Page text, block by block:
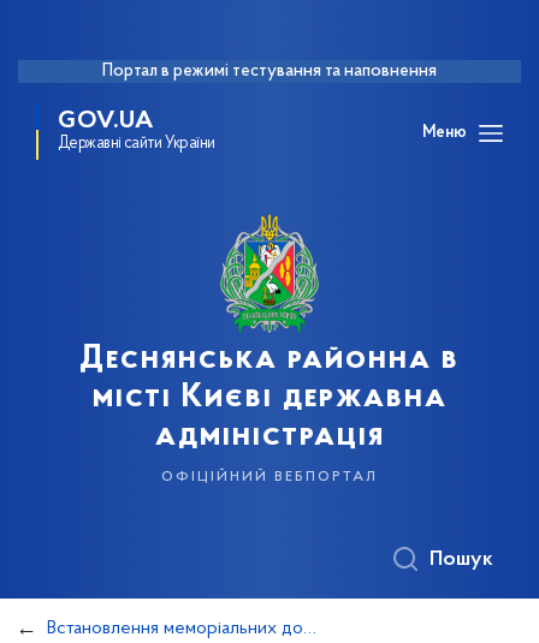
Портал в режимі тестування та наповнення
GOV.UA
Державні сайти України
Меню
Деснянська районна в
місті Києві державна
адміністрація
офіційний вебпортал
Пошук
Встановлення меморіальних дощок